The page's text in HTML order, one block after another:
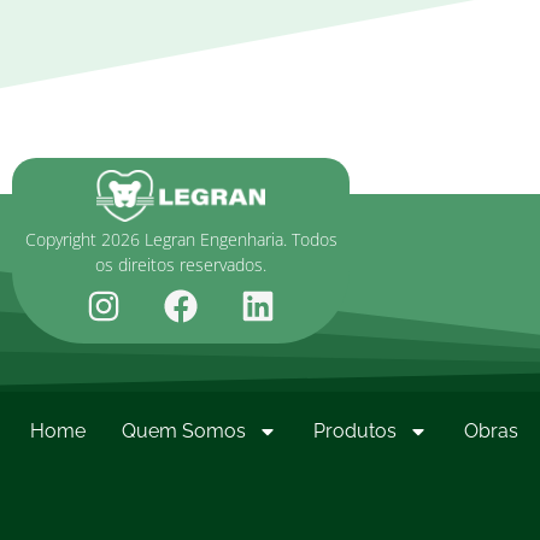
Copyright 2026 Legran Engenharia. Todos
os direitos reservados.
Home Quem Somos Produtos Obras